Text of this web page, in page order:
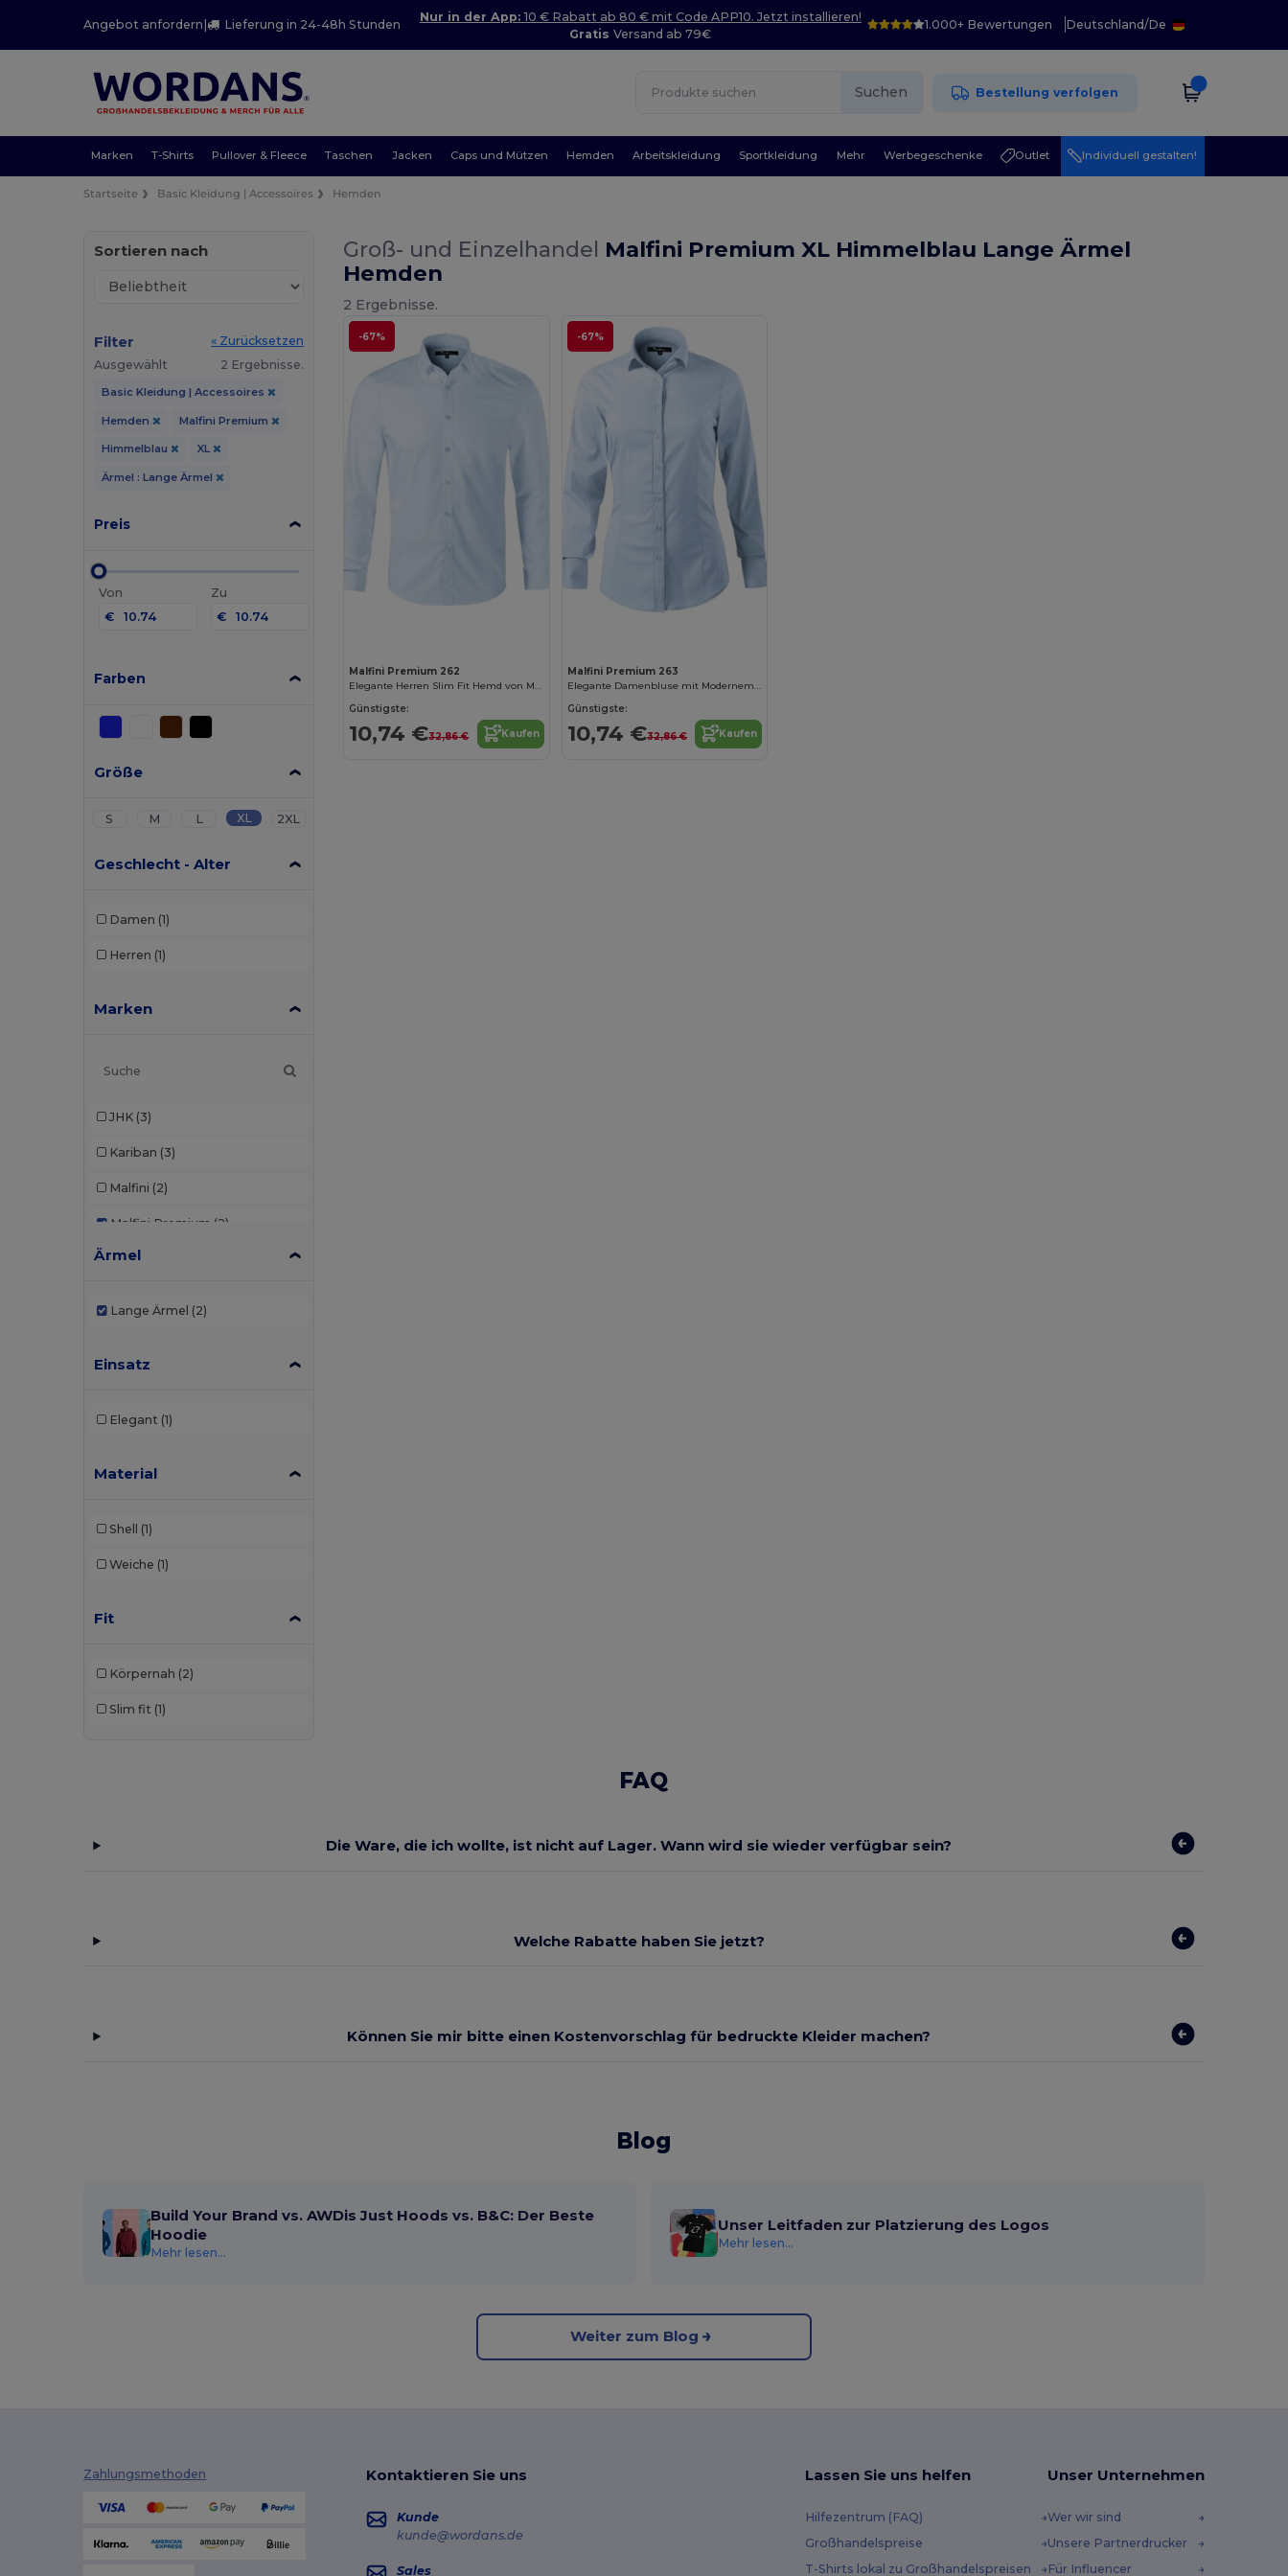
Angebot anfordern | Lieferung in 24-48h Stunden
Nur in der App: 10 € Rabatt ab 80 € mit Code APP10. Jetzt installieren!
GratisVersand ab 79€
1.000+ Bewertungen Deutschland/De
Suchen Bestellung verfolgen
Marken T-Shirts Pullover & Fleece Taschen Jacken Caps und Mützen Hemden Arbeitskleidung Sportkleidung Mehr Werbegeschenke Outlet Individuell gestalten!
Startseite Basic Kleidung | Accessoires Hemden
Sortieren nach
Filter
« Zurücksetzen
Ausgewählt
2 Ergebnisse.
Basic Kleidung | Accessoires
Hemden Malfini Premium
Himmelblau XL
Ärmel : Lange Ärmel
Preis
Von
€
Zu
€
Farben
Größe
S M L XL 2XL
Geschlecht - Alter
Damen (1)
Herren (1)
Marken
JHK (3)
Kariban (3)
Malfini (2)
Malfini Premium (2)
Roly (2)
SOL'S (3)
Ärmel
Lange Ärmel (2)
Einsatz
Elegant (1)
Material
Shell (1)
Weiche (1)
Fit
Körpernah (2)
Slim fit (1)
Groß- und Einzelhandel Malfini Premium XL Himmelblau Lange Ärmel
Hemden
2 Ergebnisse.
-67%
Malfini Premium 262
Elegante Herren Slim Fit Hemd von MalfiniPremium
Günstigste:
10,74 €32,86 € Kaufen
-67%
Malfini Premium 263
Elegante Damenbluse mit Modernem Schnitt
Günstigste:
10,74 €32,86 € Kaufen
FAQ
Die Ware, die ich wollte, ist nicht auf Lager. Wann wird sie wieder verfügbar sein?
Welche Rabatte haben Sie jetzt?
Können Sie mir bitte einen Kostenvorschlag für bedruckte Kleider machen?
Blog
Build Your Brand vs. AWDis Just Hoods vs. B&C: Der Beste
Hoodie
Mehr lesen...
Unser Leitfaden zur Platzierung des Logos
Mehr lesen...
Weiter zum Blog
Zahlungsmethoden Kontaktieren Sie uns
Kunde
kunde@wordans.de
Sales
Lassen Sie uns helfen
Hilfezentrum (FAQ)
Großhandelspreise
T-Shirts lokal zu Großhandelspreisen
Unser Unternehmen
Wer wir sind
Unsere Partnerdrucker
Für Influencer